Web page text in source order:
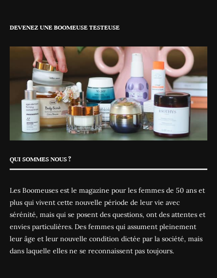
DEVENEZ UNE BOOMEUSE TESTEUSE
QUI SOMMES NOUS ?
Les Boomeuses est le magazine pour les femmes de 50 ans et
plus qui vivent cette nouvelle période de leur vie avec
sérénité, mais qui se posent des questions, ont des attentes et
envies particulières. Des femmes qui assument pleinement
leur âge et leur nouvelle condition dictée par la société, mais
dans laquelle elles ne se reconnaissent pas toujours.